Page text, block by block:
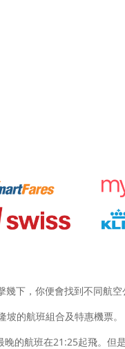
下，你便會找到不同航空
的航班組合及特惠機票。
的航班在21:25起飛。但